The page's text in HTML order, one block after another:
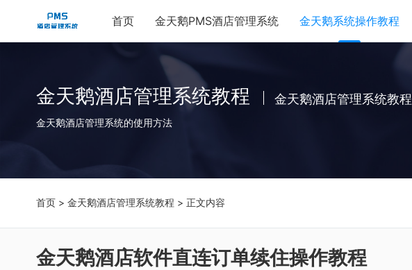
首页 金天鹅PMS酒店管理系统 金天鹅系统操作教程
金天鹅酒店管理系统教程 金天鹅酒店管理系统教程
金天鹅酒店管理系统的使用方法
首页 > 金天鹅酒店管理系统教程 > 正文内容
金天鹅酒店软件直连订单续住操作教程